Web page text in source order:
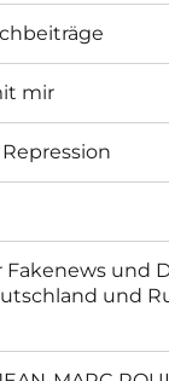
mir
Fakenews und
und